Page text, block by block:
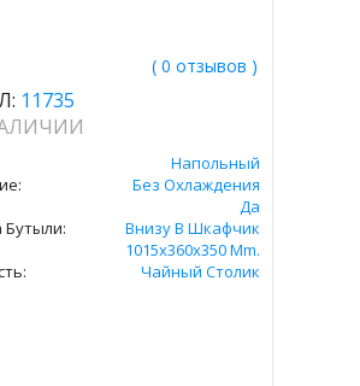
( 0 отзывов )
11735
Напольный
Без Охлаждения
Да
Бутыли:
Внизу В Шкафчик
1015x360x350 Mm.
Чайный Столик